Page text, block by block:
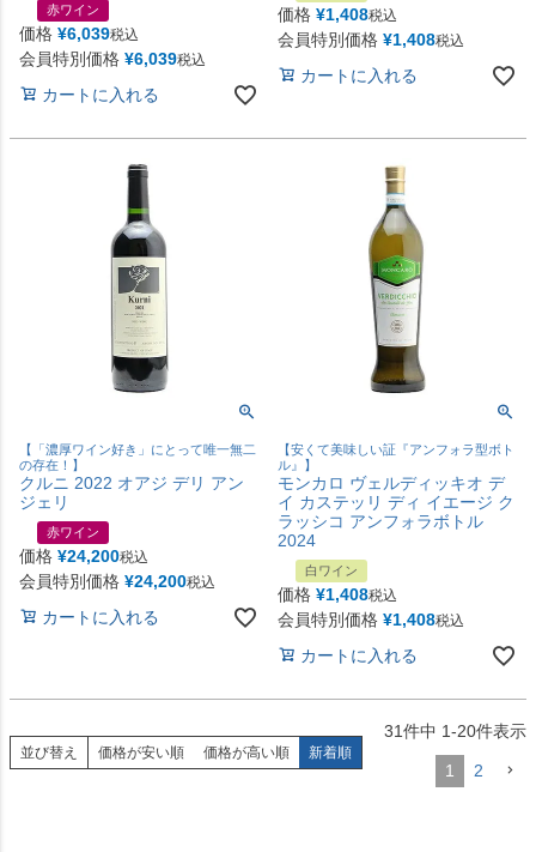
赤ワイン
価格 ¥6,039税込
会員特別価格 ¥6,039税込
カートに入れる
価格 ¥1,408税込
会員特別価格 ¥1,408税込
カートに入れる
【「濃厚ワイン好き」にとって唯一無二
の存在！】
クルニ 2022 オアジ デリ アン
ジェリ
赤ワイン
価格 ¥24,200税込
会員特別価格 ¥24,200税込
カートに入れる
【安くて美味しい証『アンフォラ型ボト
ル』】
モンカロ ヴェルディッキオ デ
イ カステッリ ディ イエージ ク
ラッシコ アンフォラボトル
2024
白ワイン
価格 ¥1,408税込
会員特別価格 ¥1,408税込
カートに入れる
並び替え 価格が安い順 価格が高い順 新着順
31件中 1-20件表示
1 2